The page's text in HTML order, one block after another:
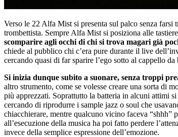
Verso le 22 Alfa Mist si presenta sul palco senza farsi
trombettista. Sempre Alfa Mist si posiziona alle
scomparire agli occhi di chi si trova magari già
chiede al pubblico chi c’era pure durante il live
cercando quasi di far sparire l’ego sotto al cappello
Si inizia dunque subito a suonare, senza troppi
altro strumento, come se volesse creare una sorta di
più apprezzati. Soprattutto la batteria in alcuni attimi
cercando di riprodurre i sample jazz o soul che
chiacchierare, mentre qualcuno vicino faceva “shhh”
all’esecuzione della musica ha poi fatto perdere
invece della semplice espressione dell’emozione.